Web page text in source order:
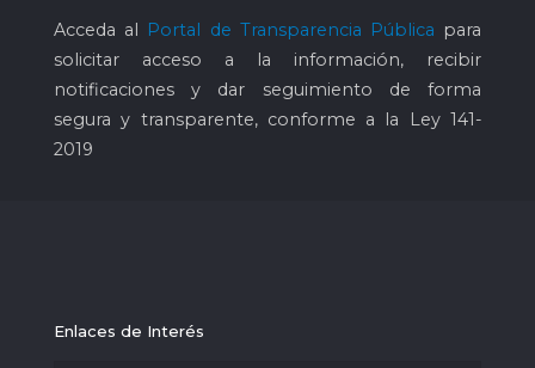
Acceda al Portal de Transparencia Pública para
solicitar acceso a la información, recibir
notificaciones y dar seguimiento de forma
segura y transparente, conforme a la Ley 141-
2019
Enlaces de Interés